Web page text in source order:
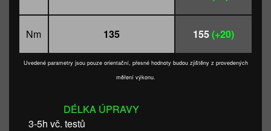
Nm 135 155(+20)
Uvedené parametry jsou pouze orientační, přesné hodnoty budou zjištěny z provedených
měření výkonu.
DÉLKA ÚPRAVY
3-5h vč. testů